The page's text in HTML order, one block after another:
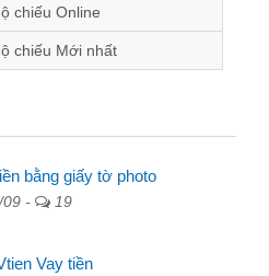
chiếu Online
chiếu Mới nhất
Tôi là
đọc
bằng giấy tờ photo
- 19
Vay tiền